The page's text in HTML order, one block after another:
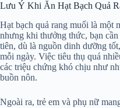
Lưu Ý Khi Ăn Hạt Bạch Quả
Hạt bạch quả rang muối là một
nhưng khi thưởng thức, bạn
tiên, dù là nguồn dinh dưỡng
mỗi ngày. Việc tiêu thụ quá
các triệu chứng khó chịu như
buồn nôn.
Ngoài ra, trẻ em và phụ nữ